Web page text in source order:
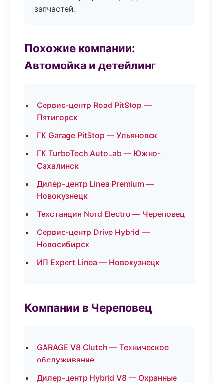
запчастей.
Похожие компании:
Автомойка и детейлинг
Сервис-центр Road PitStop —
Пятигорск
ГК Garage PitStop — Ульяновск
ГК TurboTech AutoLab — Южно-
Сахалинск
Дилер-центр Linea Premium —
Новокузнецк
Техстанция Nord Electro — Череповец
Сервис-центр Drive Hybrid —
Новосибирск
ИП Expert Linea — Новокузнецк
Компании в Череповец
GARAGE V8 Clutch — Техническое
обслуживание
Дилер-центр Hybrid V8 — Охранные